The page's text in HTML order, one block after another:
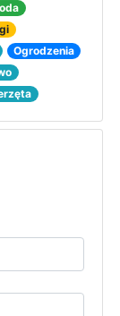
Ogrodzenia